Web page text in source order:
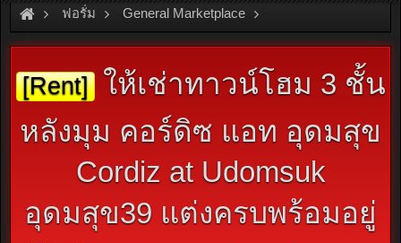
ฟอรั่ม General Marketplace
สินค้าทั่วไป ไม่มีหมวดหมู่
[Rent] ให้เช่าทาวน์โฮม 3 ชั้น
หลังมุม คอร์ดิซ แอท อุดมสุข
Cordiz at Udomsuk
อุดมสุข39 แต่งครบพร้อมอยู่